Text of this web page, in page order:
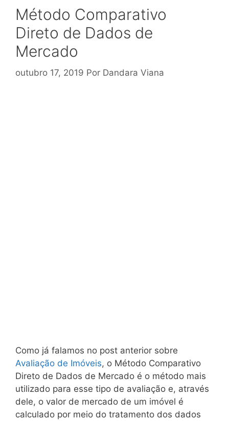
Método Comparativo
Direto de Dados de
Mercado
outubro 17, 2019 Por Dandara Viana
Como já falamos no post anterior sobre
Avaliação de Imóveis, o Método Comparativo
Direto de Dados de Mercado é o método mais
utilizado para esse tipo de avaliação e, através
dele, o valor de mercado de um imóvel é
calculado por meio do tratamento dos dados